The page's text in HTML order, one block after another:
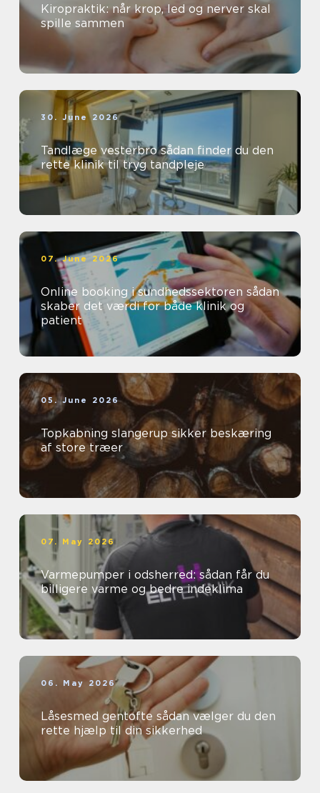
Kiropraktik: når krop, led og nerver skal
spille sammen
30. June 2026
Tandlæge vesterbro sådan finder du den
rette klinik til tryg tandpleje
07. June 2026
Online booking i sundhedssektoren sådan
skaber det værdi for både klinik og
patient
05. June 2026
Topkabning slangerup sikker beskæring
af store træer
07. May 2026
Varmepumper i odsherred: sådan får du
billigere varme og bedre indeklima
06. May 2026
Låsesmed gentofte sådan vælger du den
rette hjælp til din sikkerhed